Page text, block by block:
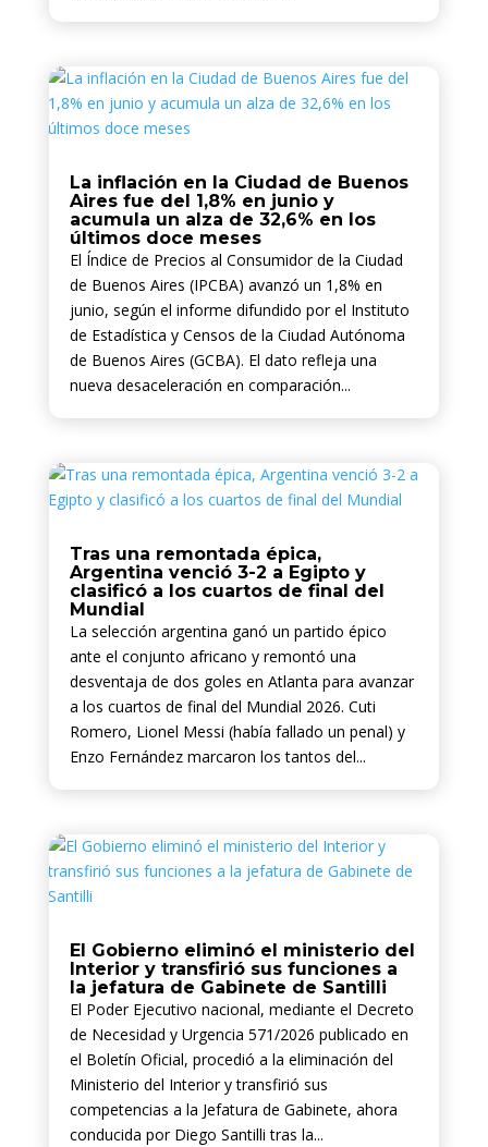
La inflación en la Ciudad de Buenos
Aires fue del 1,8% en junio y
acumula un alza de 32,6% en los
últimos doce meses
El Índice de Precios al Consumidor de la Ciudad
de Buenos Aires (IPCBA) avanzó un 1,8% en
junio, según el informe difundido por el Instituto
de Estadística y Censos de la Ciudad Autónoma
de Buenos Aires (GCBA). El dato refleja una
nueva desaceleración en comparación...
Tras una remontada épica,
Argentina venció 3-2 a Egipto y
clasificó a los cuartos de final del
Mundial
La selección argentina ganó un partido épico
ante el conjunto africano y remontó una
desventaja de dos goles en Atlanta para avanzar
a los cuartos de final del Mundial 2026. Cuti
Romero, Lionel Messi (había fallado un penal) y
Enzo Fernández marcaron los tantos del...
El Gobierno eliminó el ministerio del
Interior y transfirió sus funciones a
la jefatura de Gabinete de Santilli
El Poder Ejecutivo nacional, mediante el Decreto
de Necesidad y Urgencia 571/2026 publicado en
el Boletín Oficial, procedió a la eliminación del
Ministerio del Interior y transfirió sus
competencias a la Jefatura de Gabinete, ahora
conducida por Diego Santilli tras la...